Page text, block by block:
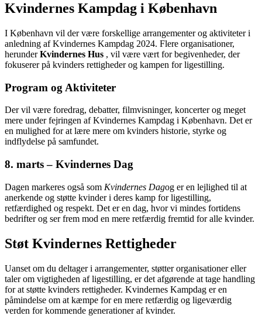
Kvindernes Kampdag i København
I København vil der være forskellige arrangementer og aktiviteter i
anledning af Kvindernes Kampdag 2024. Flere organisationer,
herunderKvindernes Hus , vil være vært for begivenheder, der
fokuserer på kvinders rettigheder og kampen for ligestilling.
Program og Aktiviteter
Der vil være foredrag, debatter, filmvisninger, koncerter og meget
mere under fejringen af Kvindernes Kampdag i København. Det er
en mulighed for at lære mere om kvinders historie, styrke og
indflydelse på samfundet.
8. marts – Kvindernes Dag
Dagen markeres også som Kvindernes Dagog er en lejlighed til at
anerkende og støtte kvinder i deres kamp for ligestilling,
retfærdighed og respekt. Det er en dag, hvor vi mindes fortidens
bedrifter og ser frem mod en mere retfærdig fremtid for alle kvinder.
Støt Kvindernes Rettigheder
Uanset om du deltager i arrangementer, støtter organisationer eller
taler om vigtigheden af ligestilling, er det afgørende at tage handling
for at støtte kvinders rettigheder. Kvindernes Kampdag er en
påmindelse om at kæmpe for en mere retfærdig og ligeværdig
verden for kommende generationer af kvinder.